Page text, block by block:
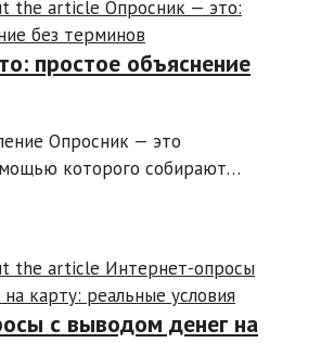
простое объяснение
Опросник — это
которого собирают…
с выводом денег на